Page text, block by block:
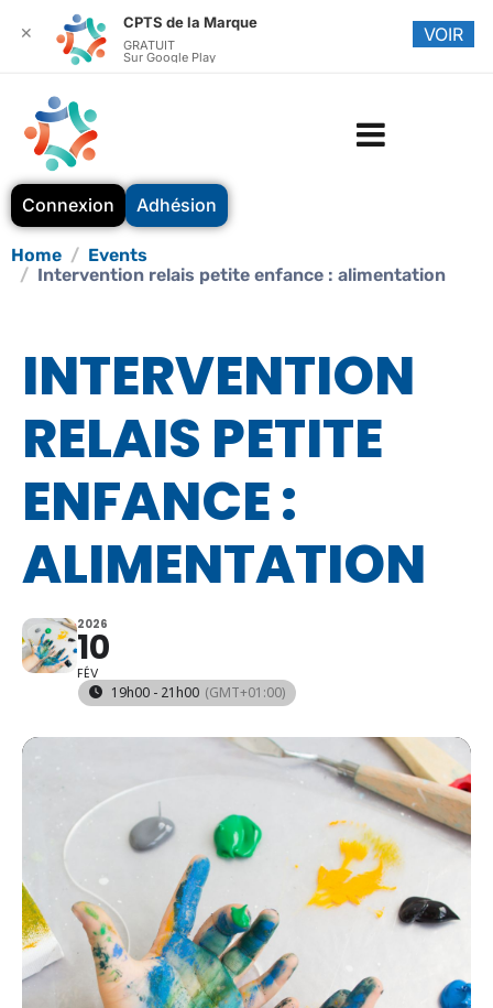
Connexion Adhésion
Home
Events
Intervention relais petite enfance : alimentation
INTERVENTION
RELAIS PETITE
ENFANCE :
ALIMENTATION
2026
10
FÉV
19h00 - 21h00 (GMT+01:00)
✕
CPTS de la Marque
GRATUIT
Sur Google Play
VOIR